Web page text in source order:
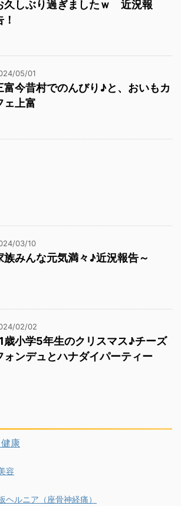
久しぶり過ぎましたｗ 近況報
05/01
富今昔村でのんびり♪と、おいもカ
ェ上富
03/10
族みんな元気満々♪近況報告～
02/02
歳小学5年生のクリスマス♪チーズ
ォンデュとハナダイパーティー
康
容
ヘルニア（座骨神経痛）